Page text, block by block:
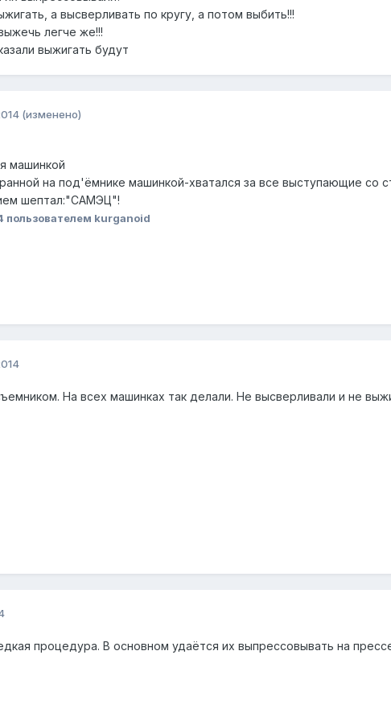
а высверливать по кругу, а потом выбить!!!
легче же!!!
выжигать будут
(изменено)
машинкой
на под'ёмнике машинкой-хватался за все выступающие со
шептал:"САМЭЦ"!
пользователем kurganoid
На всех машинках так делали. Не высверливали и не
процедура. В основном удаётся их выпрессовывать на